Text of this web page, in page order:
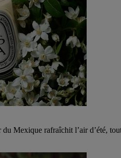
Mexique rafraîchit l’air d’été,